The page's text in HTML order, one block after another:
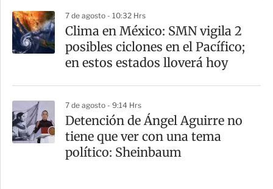
7 de agosto - 10:32 Hrs
Clima en México: SMN vigila 2
posibles ciclones en el Pacífico;
en estos estados lloverá hoy
7 de agosto - 9:14 Hrs
Detención de Ángel Aguirre no
tiene que ver con una tema
político: Sheinbaum